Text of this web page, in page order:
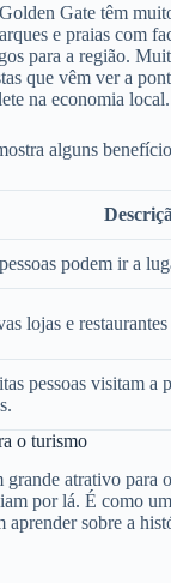
Gate têm
e praias com
para a região.
que vêm ver a
na economia local.
alguns
podem ir a
lojas e
pessoas visitam a
o turismo
atrativo para
por lá. É como
sobre a